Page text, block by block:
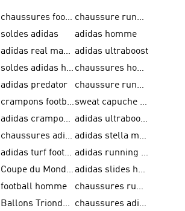
chaussures football adidas
chaussure running homme
soldes adidas
adidas homme
adidas real madrid adidas ultraboost
soldes adidas homme
chaussures homme adidas
adidas predator
chaussure running adidas femme
crampons football adidas en promotion
sweat capuche adidas
adidas crampon terrain ferme
adidas ultraboost homme
chaussures adidas femme soldes
adidas stella mccartney
adidas turf football shoes
adidas running adizero
Coupe du Monde de la FIFA 26™
adidas slides homme
football homme
chaussures running adidas
Ballons Trionda de la Coupe du Monde de la FIFA 26™
chaussures adidas femme